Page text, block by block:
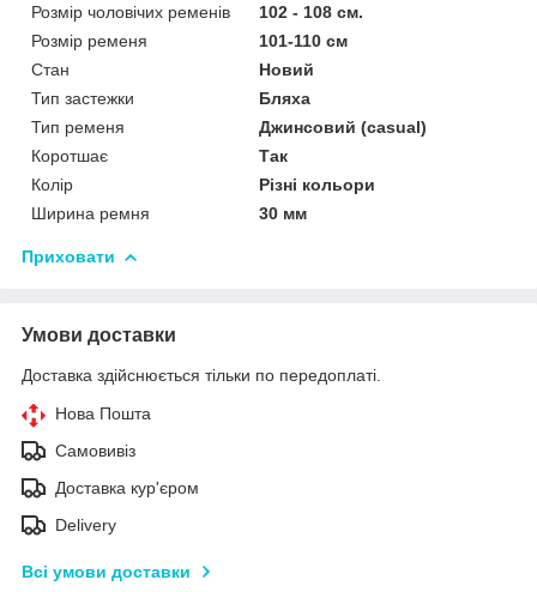
Розмір чоловічих ременів
102 - 108 см.
Розмір ременя
101-110 см
Стан
Новий
Тип застежки
Бляха
Тип ременя
Джинсовий (casual)
Коротшає
Так
Колір
Різні кольори
Ширина ремня
30 мм
Приховати
Умови доставки
Доставка здійснюється тільки по передоплаті.
Нова Пошта
Самовивіз
Доставка кур'єром
Delivery
Всі умови доставки